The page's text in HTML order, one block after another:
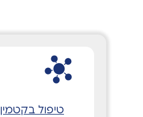
טיפול בקטמין